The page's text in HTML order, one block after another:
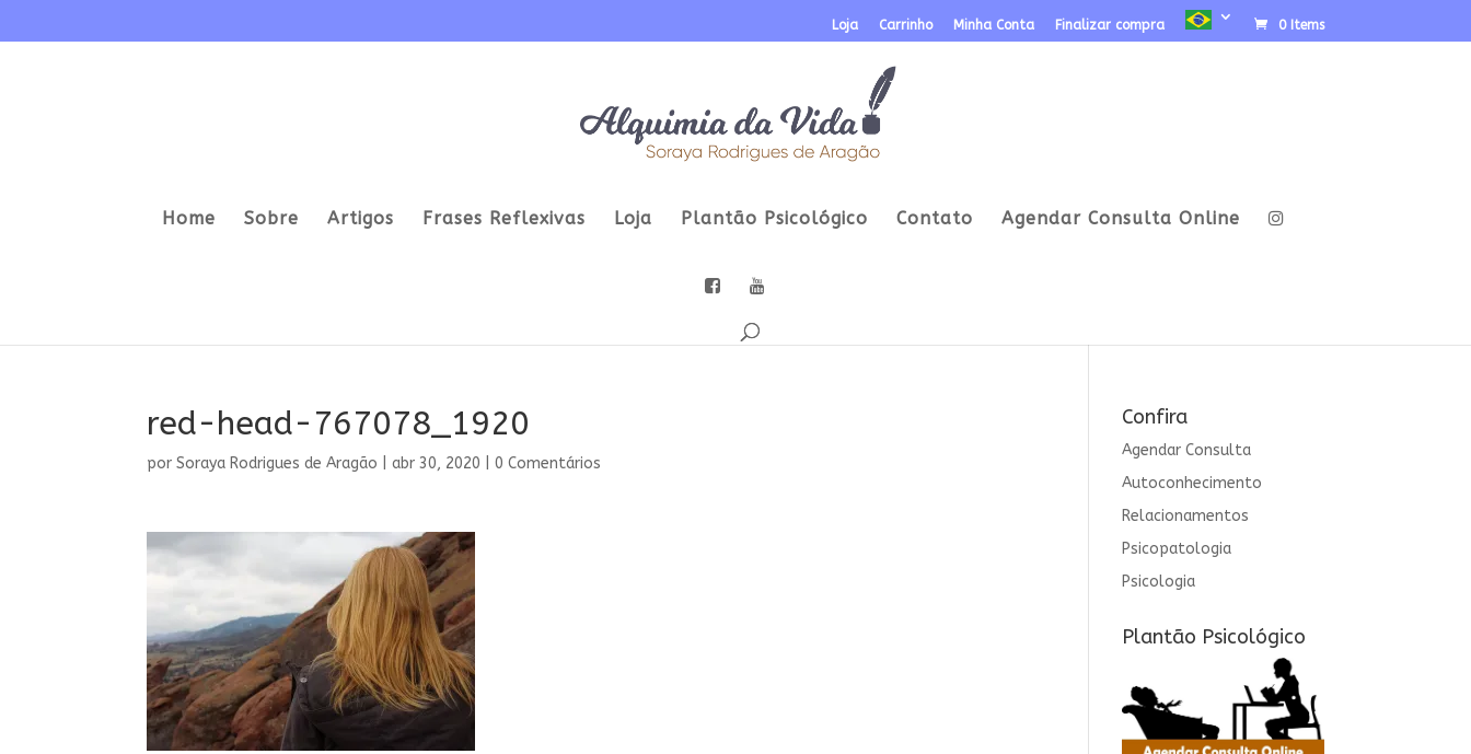
Loja Carrinho Minha Conta Finalizar compra 0 Items
Home Sobre Artigos Frases Reflexivas Loja Plantão Psicológico Contato Agendar Consulta Online
red-head-767078_1920
porSoraya Rodrigues de Aragão |abr 30, 2020 |0 Comentários
Confira
Agendar Consulta
Autoconhecimento
Relacionamentos
Psicopatologia
Psicologia
Plantão Psicológico